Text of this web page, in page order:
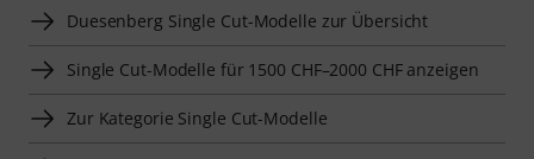
Duesenberg Single Cut-Modelle zur Übersicht
Single Cut-Modelle für 1500 CHF–2000 CHF anzeigen
Zur Kategorie Single Cut-Modelle